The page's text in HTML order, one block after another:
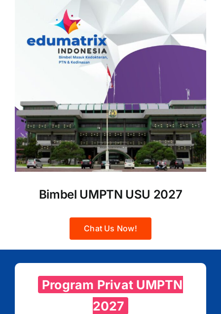
Bimbel UMPTN USU 2027
Chat Us Now!
Program Privat UMPTN
2027